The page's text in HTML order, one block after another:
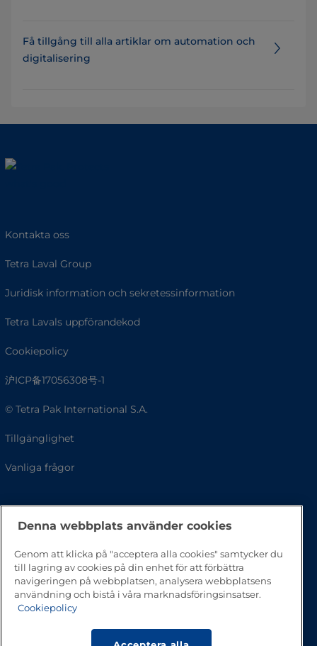
Få tillgång till alla artiklar om automation och
digitalisering
Kontakta oss
Tetra Laval Group
Juridisk information och sekretessinformation
Tetra Lavals uppförandekod
Cookiepolicy
沪ICP备17056308号-1
© Tetra Pak International S.A.
Tillgänglighet
Vanliga frågor
Gå till toppen av sidan
Denna webbplats använder cookies
Genom att klicka på "acceptera alla cookies" samtycker du
till lagring av cookies på din enhet för att förbättra
navigeringen på webbplatsen, analysera webbplatsens
användning och bistå i våra marknadsföringsinsatser.
Cookiepolicy